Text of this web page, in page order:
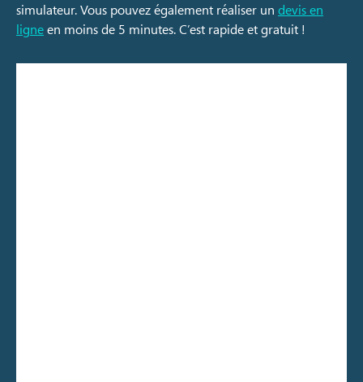
simulateur. Vous pouvez également réaliser un devis en
ligneen moins de 5 minutes. C’est rapide et gratuit !